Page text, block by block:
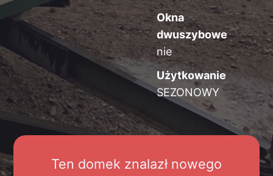
Ten domek znalazł nowego
Okna
dwuszybowe
nie
Użytkowanie
SEZONOWY